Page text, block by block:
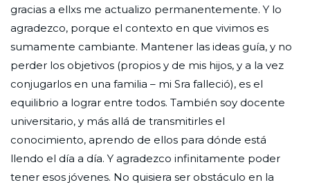
gracias a ellxs me actualizo permanentemente. Y lo
agradezco, porque el contexto en que vivimos es
sumamente cambiante. Mantener las ideas guía, y no
perder los objetivos (propios y de mis hijos, y a la vez
conjugarlos en una familia – mi Sra falleció), es el
equilibrio a lograr entre todos. También soy docente
universitario, y más allá de transmitirles el
conocimiento, aprendo de ellos para dónde está
llendo el día a día. Y agradezco infinitamente poder
tener esos jóvenes. No quisiera ser obstáculo en la